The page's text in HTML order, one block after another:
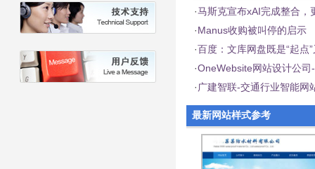
·马斯克宣布xAI完成整合，
·Manus收购被叫停的启示
·百度：文库网盘既是“起点
·OneWebsite网站设计公
· 广建智联-交通行业智能网
最新网站样式参考